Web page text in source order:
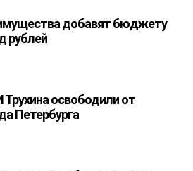
добавят бюджету
рублей
освободили от
Петербурга